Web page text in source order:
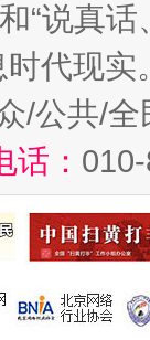
“说真
代现实
/公共/
：